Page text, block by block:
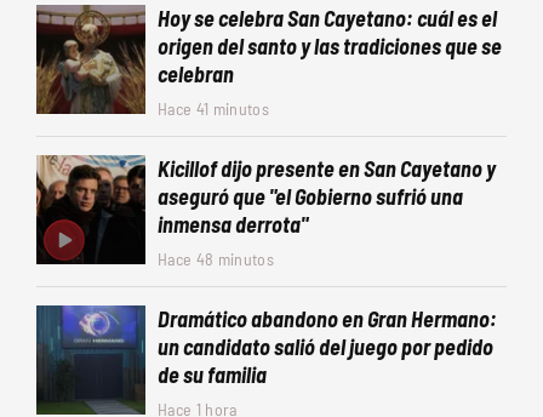
Hoy se celebra San Cayetano: cuál es el
origen del santo y las tradiciones que se
celebran
Hace 41 minutos
Kicillof dijo presente en San Cayetano y
aseguró que "el Gobierno sufrió una
inmensa derrota"
Hace 48 minutos
Dramático abandono en Gran Hermano:
un candidato salió del juego por pedido
de su familia
Hace 1 hora